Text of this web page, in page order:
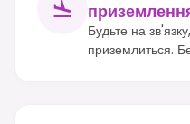
Будьте на
приземлиться.